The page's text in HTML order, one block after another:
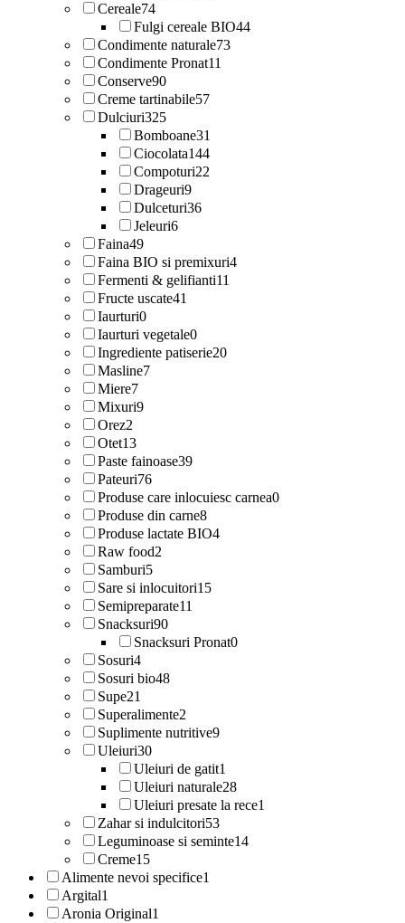
Cereale74
Fulgi cereale BIO44
Condimente naturale73
Condimente Pronat11
Conserve90
Creme tartinabile57
Dulciuri325
Bomboane31
Ciocolata144
Compoturi22
Drageuri9
Dulceturi36
Jeleuri6
Faina49
Faina BIO si premixuri4
Fermenti & gelifianti11
Fructe uscate41
Iaurturi0
Iaurturi vegetale0
Ingrediente patiserie20
Masline7
Miere7
Mixuri9
Orez2
Otet13
Paste fainoase39
Pateuri76
Produse care inlocuiesc carnea0
Produse din carne8
Produse lactate BIO4
Raw food2
Samburi5
Sare si inlocuitori15
Semipreparate11
Snacksuri90
Snacksuri Pronat0
Sosuri4
Sosuri bio48
Supe21
Superalimente2
Suplimente nutritive9
Uleiuri30
Uleiuri de gatit1
Uleiuri naturale28
Uleiuri presate la rece1
Zahar si indulcitori53
Leguminoase si seminte14
Creme15
Alimente nevoi specifice1
Argital1
Aronia Original1